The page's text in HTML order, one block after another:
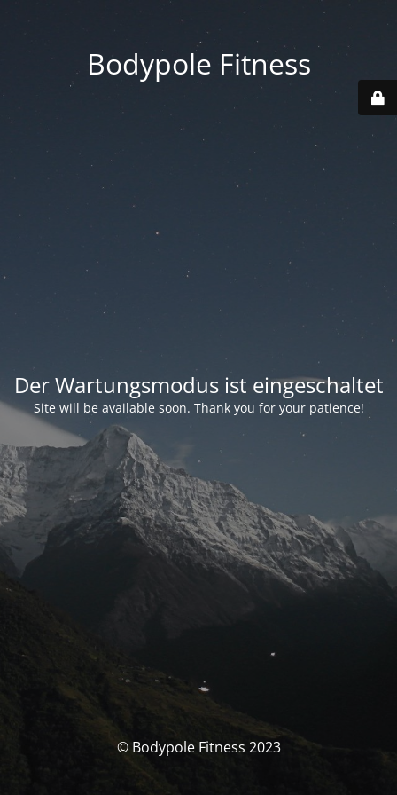
Bodypole Fitness
Der Wartungsmodus ist eingeschaltet
Site will be available soon. Thank you for your patience!
© Bodypole Fitness 2023